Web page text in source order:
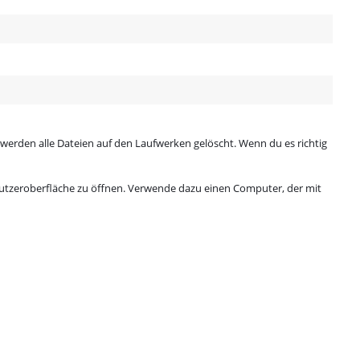
alle Dateien auf den Laufwerken gelöscht. Wenn du es richtig
zu öffnen. Verwende dazu einen Computer, der mit